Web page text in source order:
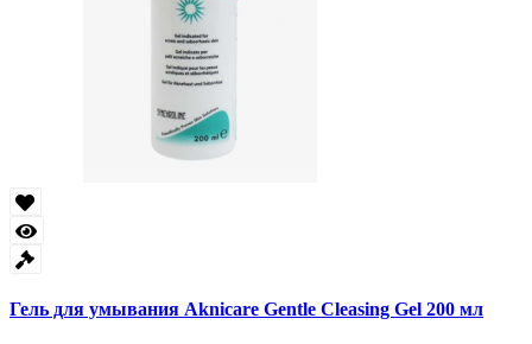
Гель для умывания Aknicare Gentle Cleasing Gel 200 мл